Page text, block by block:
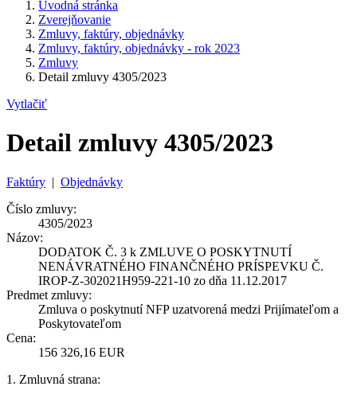
Úvodná stránka
Zverejňovanie
Zmluvy, faktúry, objednávky
Zmluvy, faktúry, objednávky - rok 2023
Zmluvy
Detail zmluvy 4305/2023
Vytlačiť
Detail zmluvy 4305/2023
Faktúry | Objednávky
Číslo zmluvy:
4305/2023
Názov:
DODATOK Č. 3 k ZMLUVE O POSKYTNUTÍ
NENÁVRATNÉHO FINANČNÉHO PRÍSPEVKU Č.
IROP-Z-302021H959-221-10 zo dňa 11.12.2017
Predmet zmluvy:
Zmluva o poskytnutí NFP uzatvorená medzi Prijímateľom a
Poskytovateľom
Cena:
156 326,16 EUR
1. Zmluvná strana: